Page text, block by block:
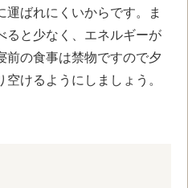
ばれにくいからです。ま
ると少なく、エネルギーが
前の食事は禁物ですので夕
けるようにしましょう。